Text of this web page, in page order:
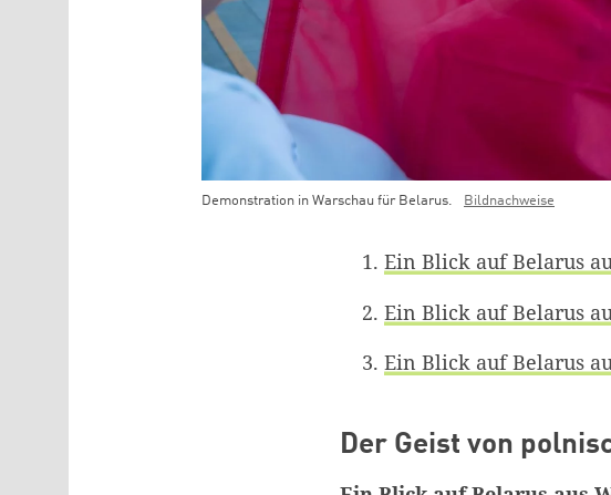
Demonstration in Warschau für Belarus. Bildnachweise
Ein Blick auf Belarus
Ein Blick auf Belarus
Ein Blick auf Belarus
Der Geist von